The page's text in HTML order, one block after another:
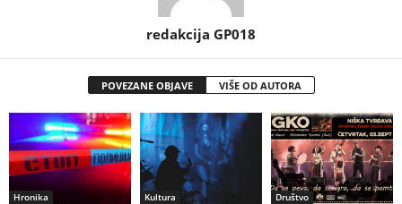
redakcija GP018
POVEZANE OBJAVE VIŠE OD AUTORA
Hronika Kultura Društvo